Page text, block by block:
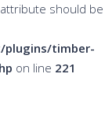
should be
plugins/timber-
on line 221